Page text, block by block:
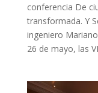
conferencia De
transformada. Y
ingeniero
26 de mayo, las